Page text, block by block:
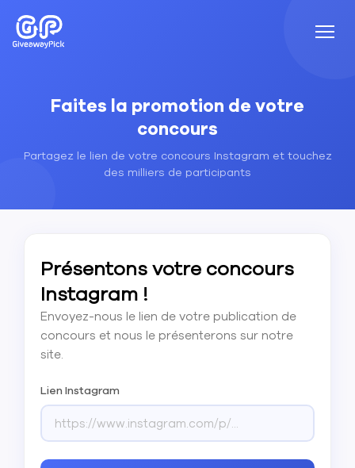
Faites la promotion de votre
concours
Partagez le lien de votre concours Instagram et touchez
des milliers de participants
Présentons votre concours
Instagram !
Envoyez-nous le lien de votre publication de
concours et nous le présenterons sur notre
site.
Lien Instagram